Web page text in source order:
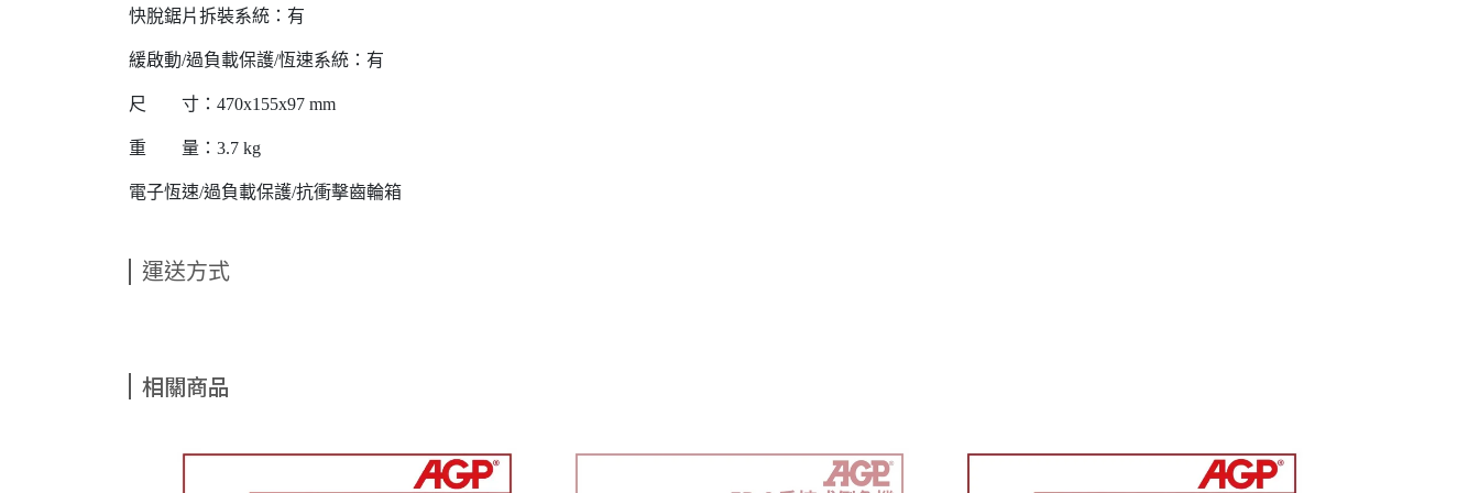
快脫鋸片拆裝系統：有
緩啟動/過負載保護/恆速系統：有
尺 寸：470x155x97 mm
重 量：3.7 kg
電子恆速/過負載保護/抗衝擊齒輪箱
運送方式
相關商品